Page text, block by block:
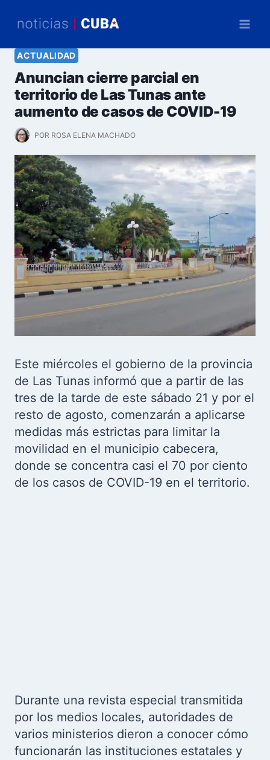
ACTUALIDAD
Anuncian cierre parcial en
territorio de Las Tunas ante
aumento de casos de COVID-19
POR ROSA ELENA MACHADO
Este miércoles el gobierno de la provincia
de Las Tunas informó que a partir de las
tres de la tarde de este sábado 21 y por el
resto de agosto, comenzarán a aplicarse
medidas más estrictas para limitar la
movilidad en el municipio cabecera,
donde se concentra casi el 70 por ciento
de los casos de COVID-19 en el territorio.
Durante una revista especial transmitida
por los medios locales, autoridades de
varios ministerios dieron a conocer cómo
funcionarán las instituciones estatales y